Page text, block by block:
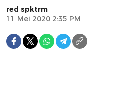
red spktrm
11 Mei 2020 2:35 PM